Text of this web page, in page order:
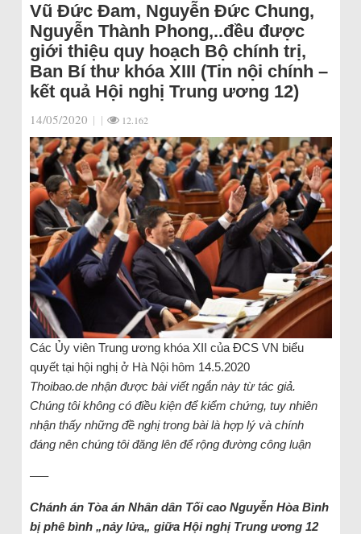
Vũ Đức Đam, Nguyễn Đức Chung,
Nguyễn Thành Phong,..đều được
giới thiệu quy hoạch Bộ chính trị,
Ban Bí thư khóa XIII (Tin nội chính –
kết quả Hội nghị Trung ương 12)
14/05/2020 | | 12.162
Các Ủy viên Trung ương khóa XII của ĐCS VN biểu
quyết tại hội nghị ở Hà Nội hôm 14.5.2020
Thoibao.de nhận được bài viết ngắn này từ tác giả.
Chúng tôi không có điều kiện để kiểm chứng, tuy nhiên
nhận thấy những đề nghị trong bài là hợp lý và chính
đáng nên chúng tôi đăng lên để rộng đường công luận
—–
Chánh án Tòa án Nhân dân Tối cao Nguyễn Hòa Bình
bị phê bình „nảy lửa„ giữa Hội nghị Trung ương 12